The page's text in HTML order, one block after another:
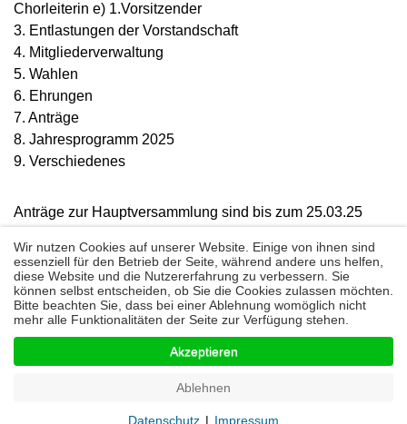
Chorleiterin e) 1.Vorsitzender
3. Entlastungen der Vorstandschaft
4. Mitgliederverwaltung
5. Wahlen
6. Ehrungen
7. Anträge
8. Jahresprogramm 2025
9. Verschiedenes
Anträge zur Hauptversammlung sind bis zum 25.03.25
1.Vorsitzender Uwe Lövesz
© Gesangverein Frohsinn - 2026
Impressum
Nach oben
Wir nutzen Cookies auf unserer Website. Einige von ihnen sind
essenziell für den Betrieb der Seite, während andere uns helfen,
diese Website und die Nutzererfahrung zu verbessern. Sie
können selbst entscheiden, ob Sie die Cookies zulassen möchten.
Bitte beachten Sie, dass bei einer Ablehnung womöglich nicht
mehr alle Funktionalitäten der Seite zur Verfügung stehen.
Akzeptieren
Ablehnen
Datenschutz | Impressum